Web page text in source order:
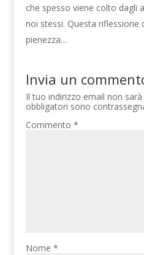
che spesso viene colto dagli
noi stessi. Questa riflessione
pienezza…
Invia un
Il tuo indirizzo email non
obbligatori sono
Commento*
Nome*